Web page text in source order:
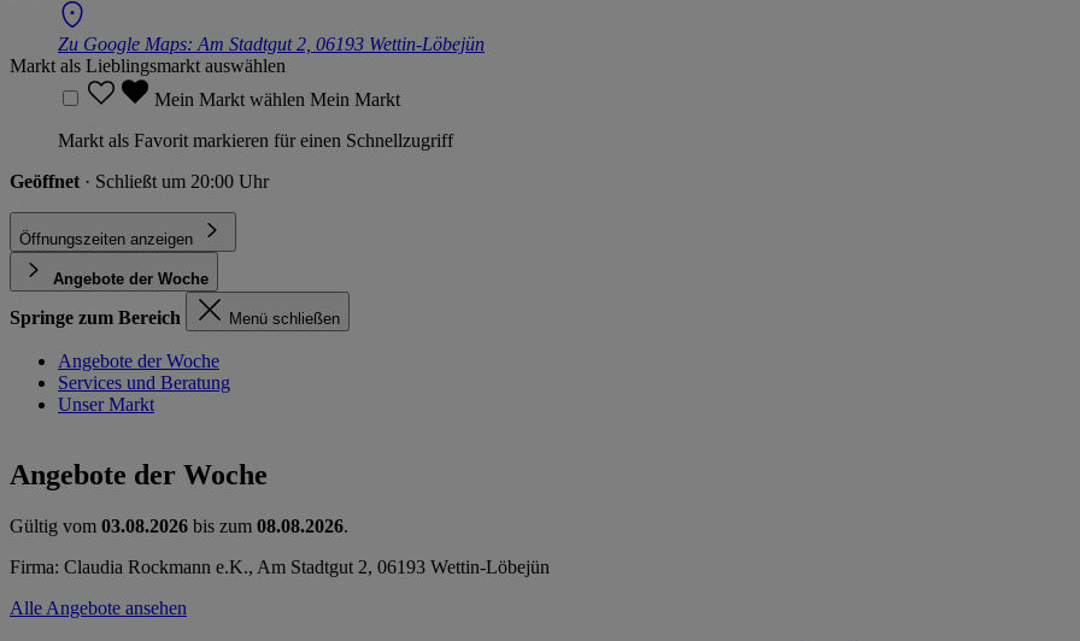
Zu Google Maps: Am Stadtgut 2, 06193 Wettin-Löbejün
Markt als Lieblingsmarkt auswählen
Mein Markt wählen Mein Markt
Markt als Favorit markieren für einen Schnellzugriff
Geöffnet · Schließt um 20:00 Uhr
Öffnungszeiten anzeigen
Angebote der Woche
Springe zum Bereich Menü schließen
Angebote der Woche
Services und Beratung
Unser Markt
Angebote der Woche
Gültig vom 03.08.2026 bis zum 08.08.2026.
Firma: Claudia Rockmann e.K., Am Stadtgut 2, 06193 Wettin-Löbejün
Alle Angebote ansehen